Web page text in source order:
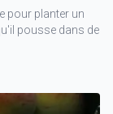
pour planter un
pousse dans de